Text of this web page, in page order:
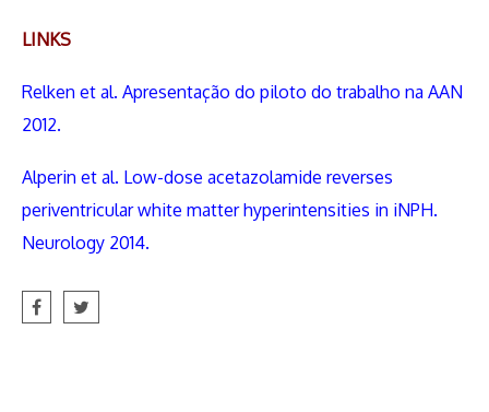
LINKS
Relken et al. Apresentação do piloto do trabalho na AAN
2012.
Alperin et al. Low-dose acetazolamide reverses
periventricular white matter hyperintensities in iNPH.
Neurology 2014.